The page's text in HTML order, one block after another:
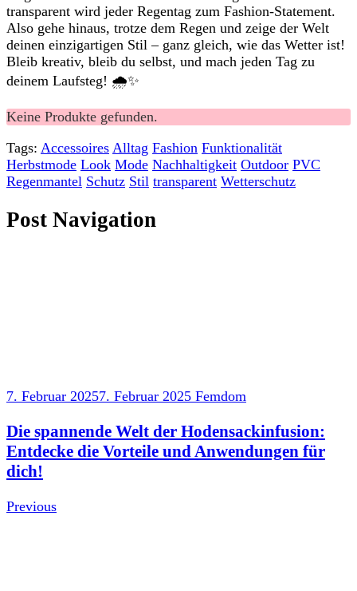
transparent wird jeder Regentag zum Fashion-Statement.
Also gehe hinaus, trotze dem Regen und zeige der Welt
deinen einzigartigen Stil – ganz gleich, wie das Wetter ist!
Bleib kreativ, bleib du selbst, und mach jeden Tag zu
deinem Laufsteg! 🌧️✨
Keine Produkte gefunden.
Tags: Accessoires Alltag Fashion Funktionalität
Herbstmode Look Mode Nachhaltigkeit Outdoor PVC
Regenmantel Schutz Stil transparent Wetterschutz
Post Navigation
7. Februar 20257. Februar 2025 Femdom
Die spannende Welt der Hodensackinfusion:
Entdecke die Vorteile und Anwendungen für
dich!
Previous